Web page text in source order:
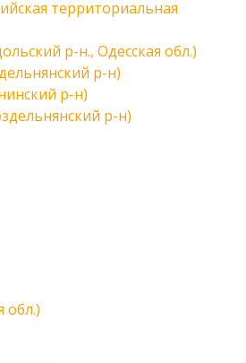
территориальная
р-н., Одесская обл.)
р-н)
р-н)
р-н)
обл.)